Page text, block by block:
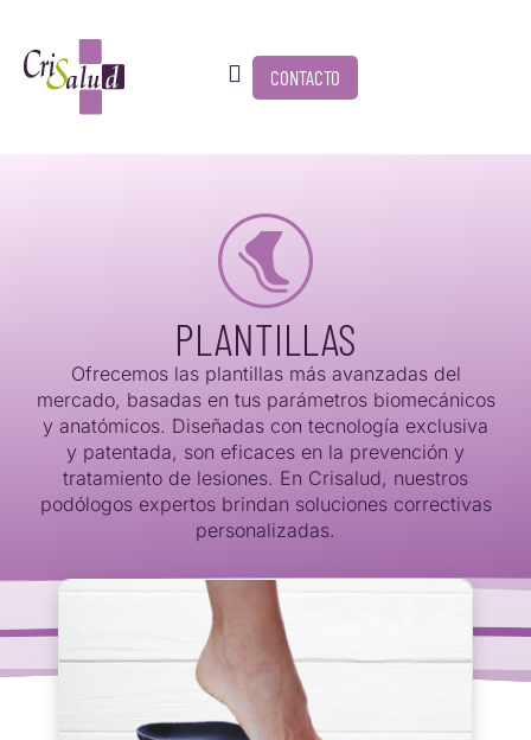
CONTACTO
PLANTILLAS
Ofrecemos las plantillas más avanzadas del
mercado, basadas en tus parámetros biomecánicos
y anatómicos. Diseñadas con tecnología exclusiva
y patentada, son eficaces en la prevención y
tratamiento de lesiones. En Crisalud, nuestros
podólogos expertos brindan soluciones correctivas
personalizadas.